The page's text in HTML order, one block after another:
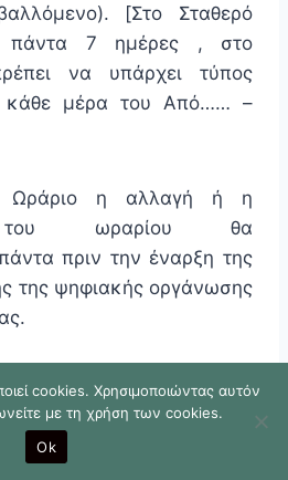
[Στο Σταθερό
πάντα 7 ημέρες , στο
να υπάρχει τύπος
κάθε μέρα του Από…… –
Ωράριο η αλλαγή ή η
του ωραρίου θα
πριν την έναρξη της
της ψηφιακής οργάνωσης
ξεκινήσει για μερικώς
μεταβάλλω ως εξής:
cookies. Χρησιμοποιώντας αυτόν
με τη χρήση των cookies.
Ok